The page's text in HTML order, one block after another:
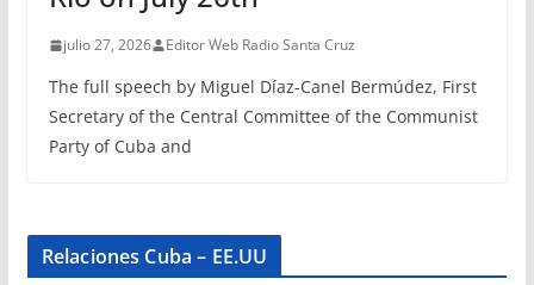
julio 27, 2026 Editor Web Radio Santa Cruz
The full speech by Miguel Díaz-Canel Bermúdez, First
Secretary of the Central Committee of the Communist
Party of Cuba and
Relaciones Cuba – EE.UU